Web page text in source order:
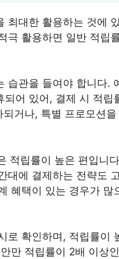
최대한 활용하는 것에
극 활용하면 일반 적립
습관을 들여야 합니다.
어 있어, 결제 시 적립
거나, 특별 프로모션
적립률이 높은 편입니
대에 결제하는 전략도
혜택이 있는 경우가 많
로 확인하며, 적립률이
만 적립률이 2배 이상